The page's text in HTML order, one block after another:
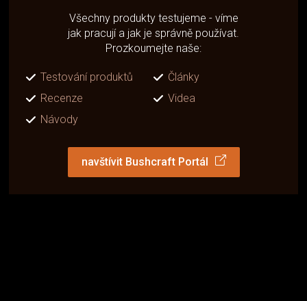
Všechny produkty testujeme - víme
jak pracují a jak je správně používat.
Prozkoumejte naše:
Testování produktů
Články
Recenze
Videa
Návody
navštívit Bushcraft Portál